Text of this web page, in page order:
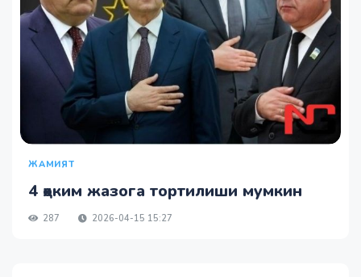
ЖАМИЯТ
4 ҳоким жазога тортилиши мумкин
287 2026-04-15 15:27